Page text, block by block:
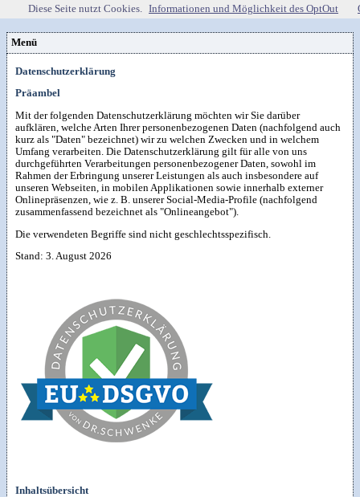
Menü
Kontakt
Über mich
Publikationen
unkelbach.expert
Blog📖
Beruf (95)
Internet (149)
Office (90)
SAP (354)
Tools (62)
Windows (40)
RSS-Feed
Artikelsuche
(Software)-tools
Apps für Android
Webempfehlungen
Buchempfehlungen
Sonstiges
Workshop & Seminar
Autorenleben
SmartHome
SmartWatch
VG Wort
Weitere Projekte
HTMLing
Kästner für Kinder
Amazon Shopseite
Danke & Transparenz
Spendenübersicht
Impressum&Datenschutzerklärung
Datenschutzerklärung
Präambel
Mit der folgenden Datenschutzerklärung möchten wir Sie darüber
aufklären, welche Arten Ihrer personenbezogenen Daten (nachfolgend auch
kurz als "Daten" bezeichnet) wir zu welchen Zwecken und in welchem
Umfang verarbeiten. Die Datenschutzerklärung gilt für alle von uns
durchgeführten Verarbeitungen personenbezogener Daten, sowohl im
Rahmen der Erbringung unserer Leistungen als auch insbesondere auf
unseren Webseiten, in mobilen Applikationen sowie innerhalb externer
Onlinepräsenzen, wie z. B. unserer Social-Media-Profile (nachfolgend
zusammenfassend bezeichnet als "Onlineangebot").
Die verwendeten Begriffe sind nicht geschlechtsspezifisch.
Stand: 3. August 2026
Inhaltsübersicht
Diese Seite nutzt Cookies. Informationen und Möglichkeit des OptOut